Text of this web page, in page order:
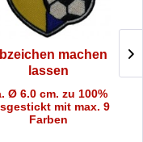
machen
lassen
Ø 6.0 cm. zu 100%
mit max. 9
Farben